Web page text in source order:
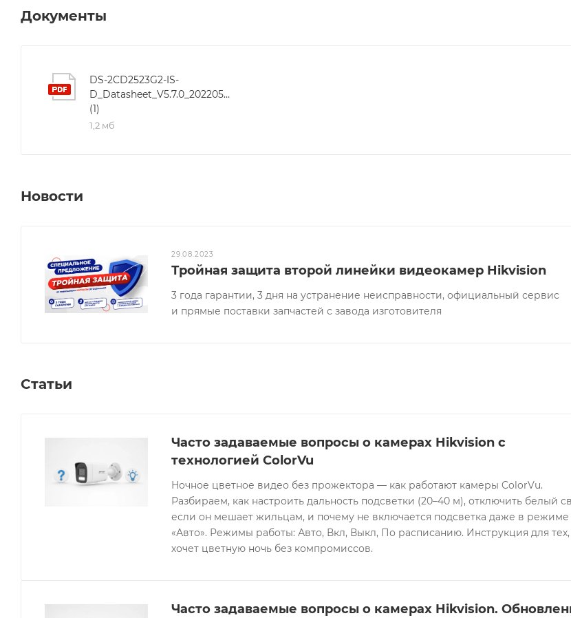
Документы
DS-2CD2523G2-IS-
D_Datasheet_V5.7.0_20220531
(1)
1,2 мб
Новости
29.08.2023
Тройная защита второй линейки видеокамер Hikvision
3 года гарантии, 3 дня на устранение неисправности, официальный сервис
и прямые поставки запчастей с завода изготовителя
Статьи
Часто задаваемые вопросы о камерах Hikvision с
технологией ColorVu
Ночное цветное видео без прожектора — как работают камеры ColorVu.
Разбираем, как настроить дальность подсветки (20–40 м), отключить белый
если он мешает жильцам, и почему не включается подсветка даже в режиме
«Авто». Режимы работы: Авто, Вкл, Выкл, По расписанию. Инструкция для тех,
хочет цветную ночь без компромиссов.
Часто задаваемые вопросы о камерах Hikvision.